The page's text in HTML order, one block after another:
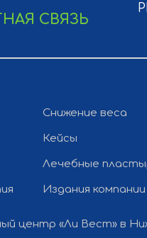
СВЯЗЬ
центр «Ли Вест» в
Снижение веса
Кейсы
Лечебные
Издания